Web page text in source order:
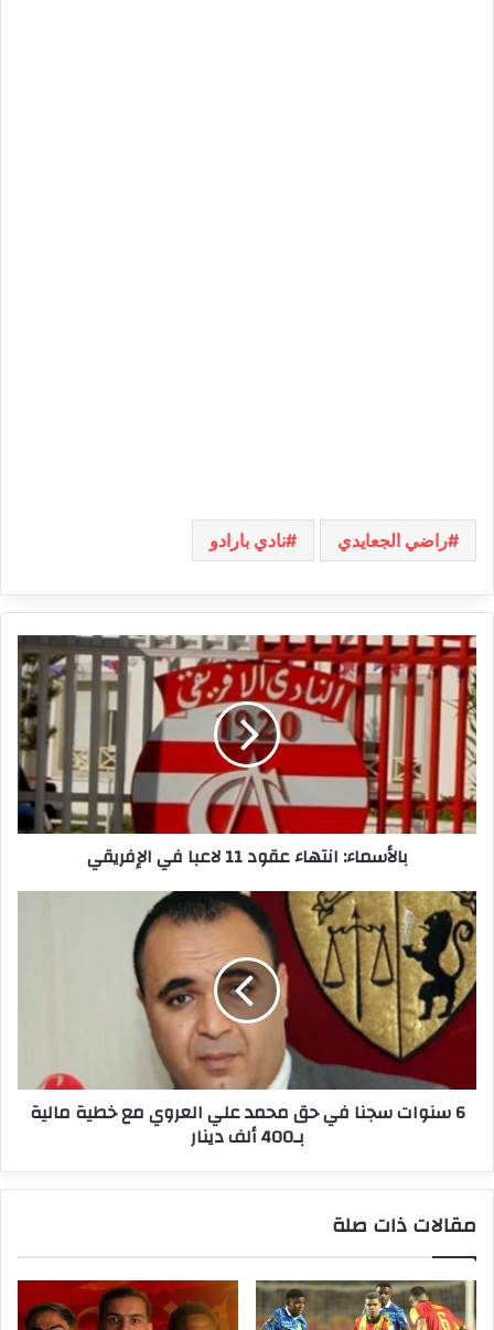
راضي الجعايدي نادي بارادو
بالأسماء:
انتهاء
عقود
11
لاعبا
في
الإفريقي
بالأسماء: انتهاء عقود 11 لاعبا في الإفريقي
6
سنوات
سجنا
في
حق
محمد
مع
خطية6 سنوات سجنا في حق محمد علي العروي مع خطية مالية
بـ400 ألف دينار
مقالات ذات صلة